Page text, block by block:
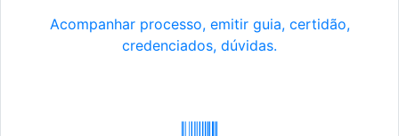
Acompanhar processo, emitir guia, certidão,
credenciados, dúvidas.